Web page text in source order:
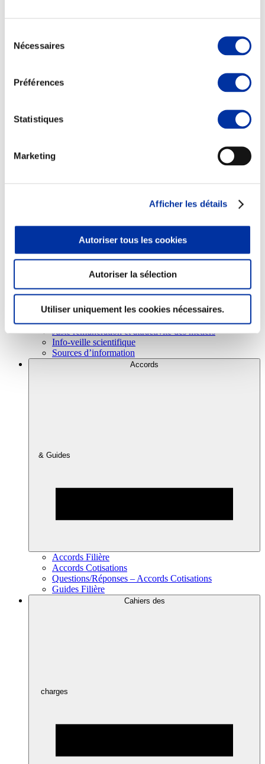
Nécessaires
Préférences
Statistiques
Marketing
Afficher les détails
Autoriser tous les cookies
Autoriser la sélection
Utiliser uniquement les cookies nécessaires.
Sécurité sanitaire
Viandes et santé
Juste rémunération et attractivité des métiers
Info-veille scientifique
Sources d’information
Accords
& Guides
Accords Filière
Accords Cotisations
Questions/Réponses – Accords Cotisations
Guides Filière
Cahiers des
charges